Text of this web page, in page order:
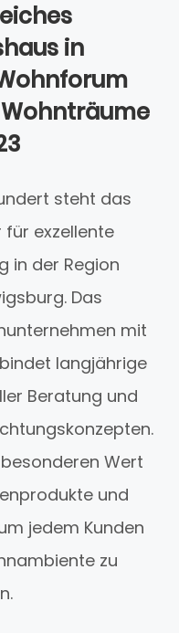
in
steht das
exzellente
in der Region
Das
mit
langjährige
Beratung und
Wert
und
jedem Kunden
zu